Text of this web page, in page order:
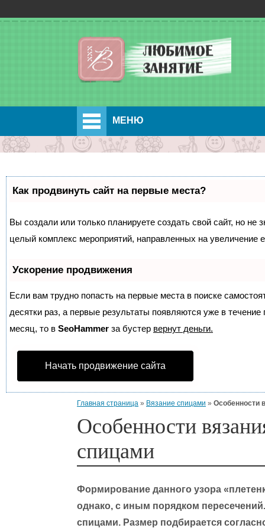
МЕНЮ
Как продвинуть сайт на первые места?
Вы создали или только планируете создать свой сайт, но не
целый комплекс мероприятий, направленных на увеличение
Ускорение продвижения
Если вам трудно попасть на первые места в поиске
десятки раз, а первые результаты появляются уже в
месяц, то в SeoHammer за бустер вернут деньги.
Начать продвижение сайта
Главная страница » Вязание спицами » Особенности
Особенности
спицами
Формирование данного узора
однако, с иным порядком
спицами. Размер подбирается